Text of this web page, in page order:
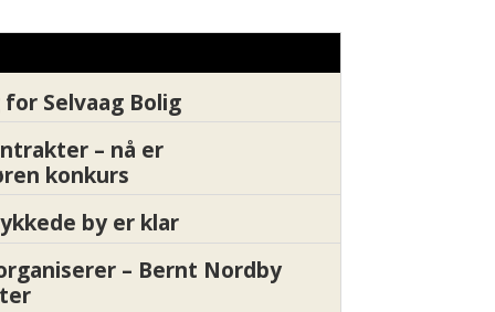
for Selvaag Bolig
– nå er
konkurs
by er klar
– Bernt Nordby